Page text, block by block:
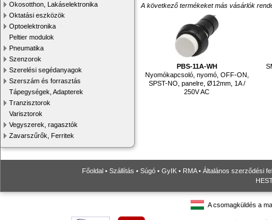
Okosotthon, Lakáselektronika
Oktatási eszközök
Optoelektronika
Peltier modulok
Pneumatika
Szenzorok
Szerelési segédanyagok
Szerszám és forrasztás
Tápegységek, Adapterek
Tranzisztorok
Varisztorok
Vegyszerek, ragasztók
Zavarszűrők, Ferritek
A következő termékeket más vásárlók
PBS-11A-WH
Nyomókapcsoló, nyomó, OFF-ON,
SPST-NO, panelre, Ø12mm, 1A /
250V AC
Főoldal • Szállítás • Súgó • GyIK • RMA• Általános szerződési
A csomagküldés a